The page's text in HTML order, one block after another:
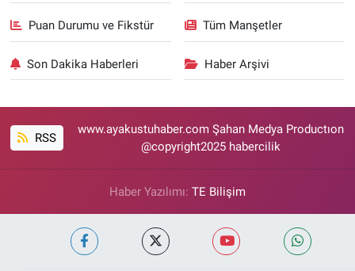
Puan Durumu ve Fikstür Tüm Manşetler
Son Dakika Haberleri Haber Arşivi
RSS
www.ayakustuhaber.com Şahan Medya Productıon
@copyright2025 habercilik
Haber Yazılımı: TE Bilişim